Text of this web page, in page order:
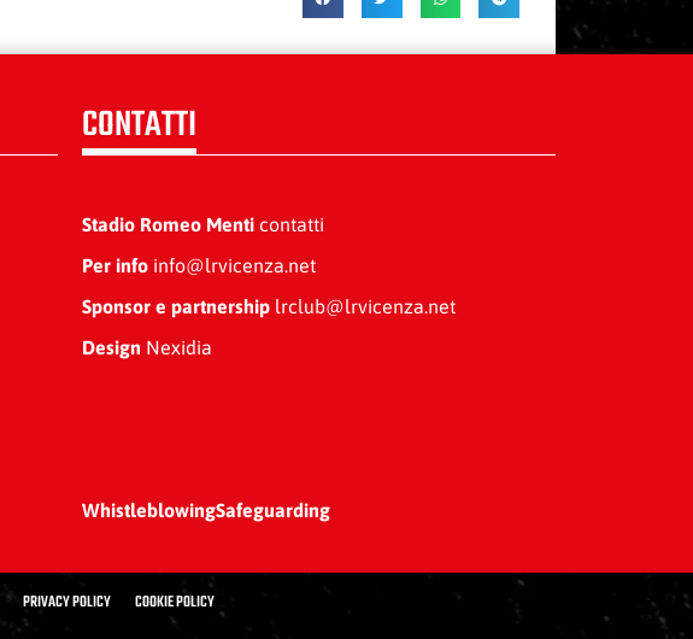
CONTATTI
Stadio Romeo Menticontatti
Per infoinfo@lrvicenza.net
Sponsor e partnershiplrclub@lrvicenza.net
Design Nexidia
WhistleblowingSafeguarding
PRIVACY POLICY COOKIE POLICY